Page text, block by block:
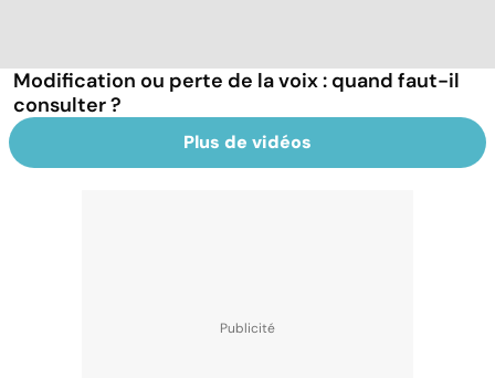
Modification ou perte de la voix : quand faut-il
consulter ?
Plus de vidéos